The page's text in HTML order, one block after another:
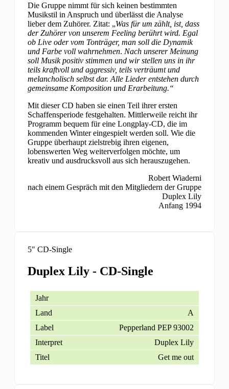
Die Gruppe nimmt für sich keinen bestimmten
Musikstil in Anspruch und überlässt die Analyse
lieber dem Zuhörer. Zitat: „Was für um zählt, ist, dass
der Zuhörer von unserem Feeling berührt wird. Egal
ob Live oder vom Tonträger, man soll die Dynamik
und Farbe voll wahrnehmen. Nach unserer Meinung
soll Musik positiv stimmen und wir stellen uns in ihr
teils kraftvoll und aggressiv, teils verträumt und
melancholisch selbst dar. Alle Lieder entstehen durch
gemeinsame Komposition und Erarbeitung.“
Mit dieser CD haben sie einen Teil ihrer ersten
Schaffensperiode festgehalten. Mittlerweile reicht ihr
Programm bequem für eine Longplay-CD, die im
kommenden Winter eingespielt werden soll. Wie die
Gruppe überhaupt zielstrebig ihren eigenen,
lobenswerten Weg weiterverfolgen möchte, um
kreativ und ausdrucksvoll aus sich herauszugehen.
Robert Wiaderni
nach einem Gespräch mit den Mitgliedern der Gruppe
Duplex Lily
Anfang 1994
5" CD-Single
Duplex Lily - CD-Single
A
Pepperland PEP 93002
Duplex Lily
Get me out